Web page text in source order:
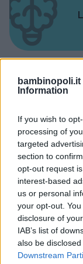
bambinopoli.it
Information
If you wish to
processing of
targeted
section to
opt-out request
interest-based
us or personal
your opt-out.
disclosure of
IAB’s list of
also be
Downstream